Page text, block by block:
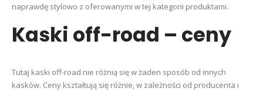
naprawdę stylowo z oferowanymi w tej kategorii produktami.
Kaski off-road – ceny
Tutaj kaski off-road nie różnią się w żaden sposób od innych
kasków. Ceny kształtują się różnie, w zależności od producenta i